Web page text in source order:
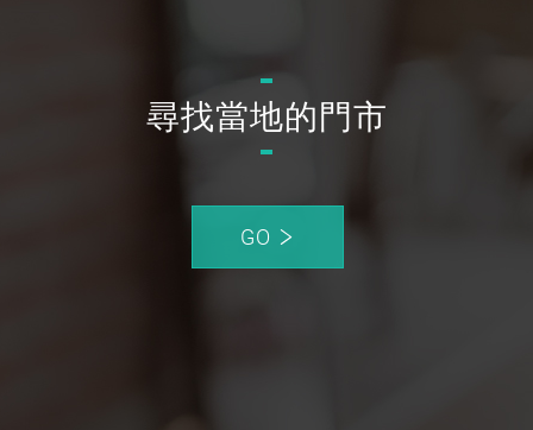
尋找當地的門市
GO